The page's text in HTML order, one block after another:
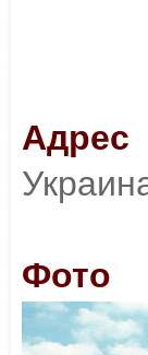
Адрес
Фото